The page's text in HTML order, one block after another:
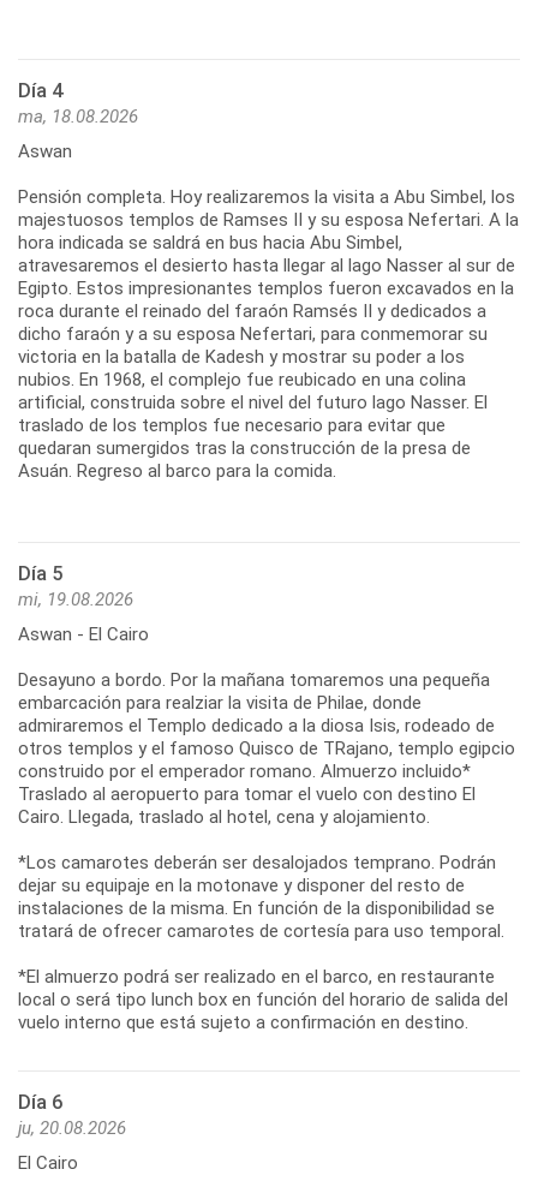
Día 4
ma, 18.08.2026
Aswan
Pensión completa. Hoy realizaremos la visita a Abu Simbel, los
majestuosos templos de Ramses II y su esposa Nefertari. A la
hora indicada se saldrá en bus hacia Abu Simbel,
atravesaremos el desierto hasta llegar al lago Nasser al sur de
Egipto. Estos impresionantes templos fueron excavados en la
roca durante el reinado del faraón Ramsés II y dedicados a
dicho faraón y a su esposa Nefertari, para conmemorar su
victoria en la batalla de Kadesh y mostrar su poder a los
nubios. En 1968, el complejo fue reubicado en una colina
artificial, construida sobre el nivel del futuro lago Nasser. El
traslado de los templos fue necesario para evitar que
quedaran sumergidos tras la construcción de la presa de
Asuán. Regreso al barco para la comida.
Día 5
mi, 19.08.2026
Aswan - El Cairo
Desayuno a bordo. Por la mañana tomaremos una pequeña
embarcación para realziar la visita de Philae, donde
admiraremos el Templo dedicado a la diosa Isis, rodeado de
otros templos y el famoso Quisco de TRajano, templo egipcio
construido por el emperador romano. Almuerzo incluido*
Traslado al aeropuerto para tomar el vuelo con destino El
Cairo. Llegada, traslado al hotel, cena y alojamiento.
*Los camarotes deberán ser desalojados temprano. Podrán
dejar su equipaje en la motonave y disponer del resto de
instalaciones de la misma. En función de la disponibilidad se
tratará de ofrecer camarotes de cortesía para uso temporal.
*El almuerzo podrá ser realizado en el barco, en restaurante
local o será tipo lunch box en función del horario de salida del
vuelo interno que está sujeto a confirmación en destino.
Día 6
ju, 20.08.2026
El Cairo